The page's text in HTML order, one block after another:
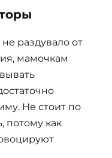
раздувало от
мамочкам
Не стоит по
потому как